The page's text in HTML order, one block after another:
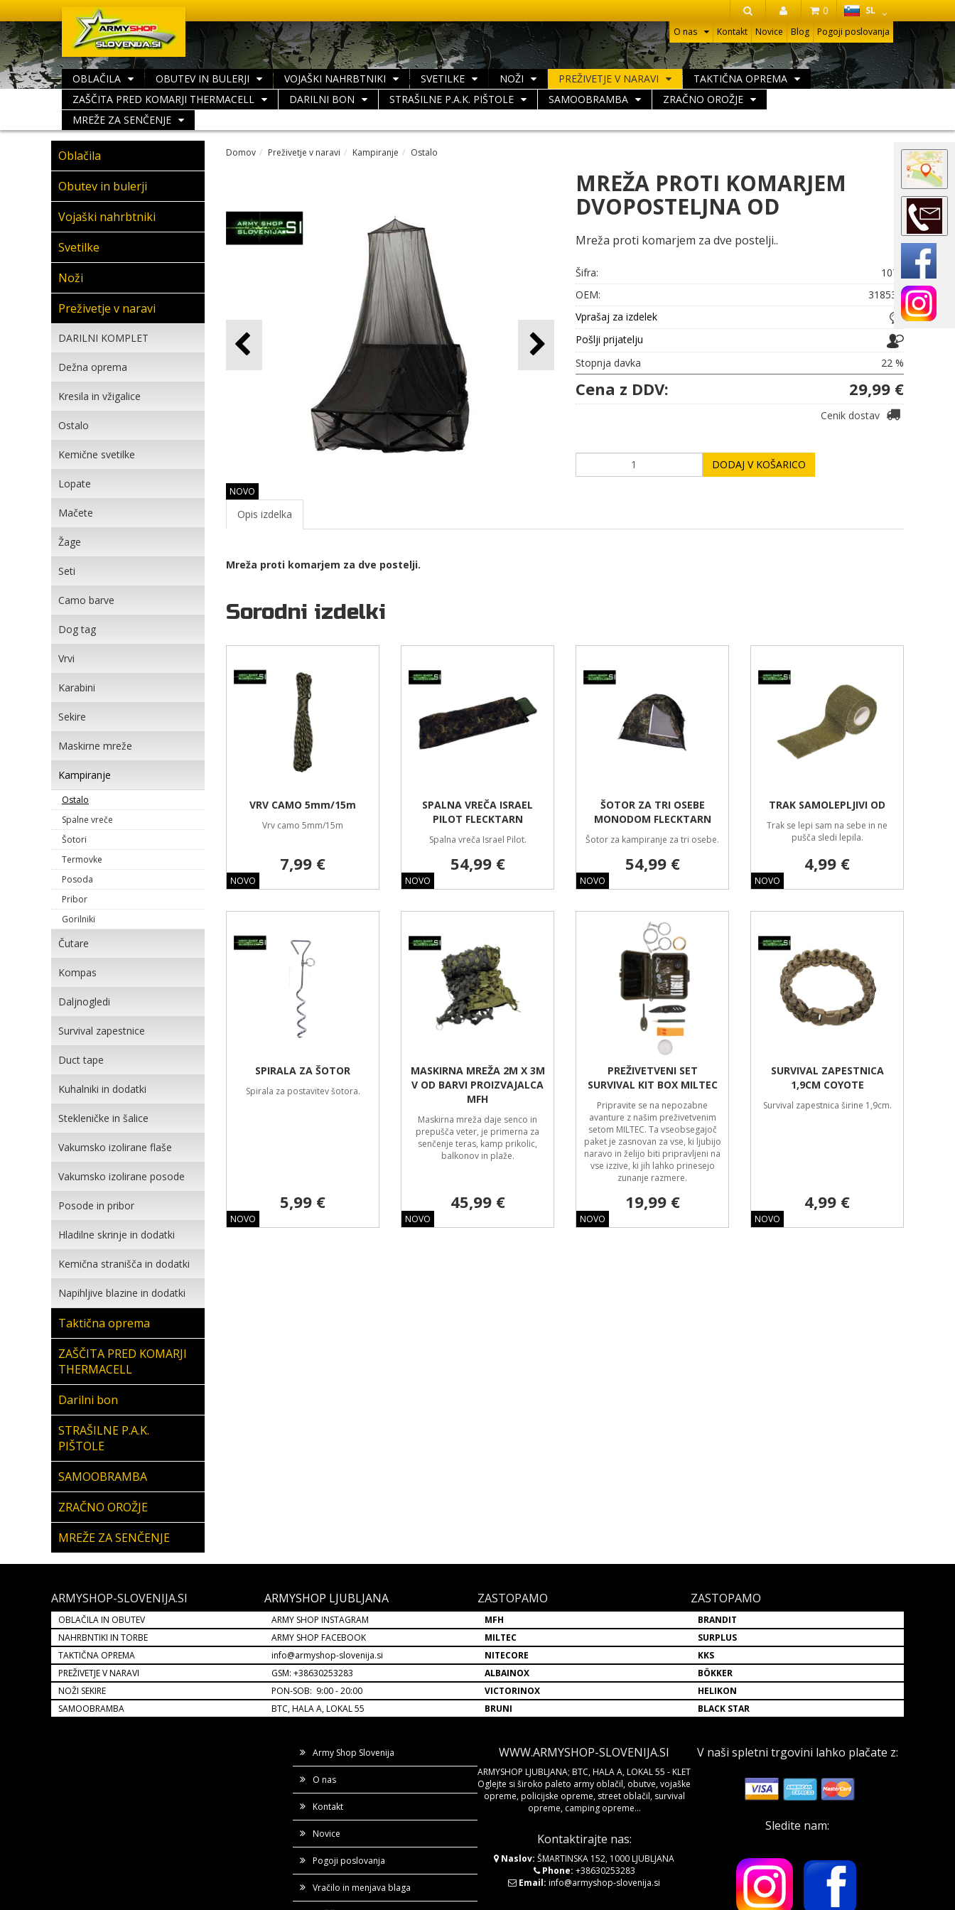
IŠČI
SL
0
O nas Kontakt Novice Blog Pogoji poslovanja
OBLAČILA OBUTEV IN BULERJI VOJAŠKI NAHRBTNIKI SVETILKE NOŽI PREŽIVETJE V NARAVI
TAKTIČNA OPREMA
ZAŠČITA PRED KOMARJI THERMACELL
DARILNI BON STRAŠILNE P.A.K. PIŠTOLE SAMOOBRAMBA
ZRAČNO OROŽJE
MREŽE ZA SENČENJE
Oblačila
Obutev in bulerji
Vojaški nahrbtniki
Svetilke
Noži
Preživetje v naravi
DARILNI KOMPLET
Dežna oprema
Kresila in vžigalice
Ostalo
Kemične svetilke
Lopate
Mačete
Žage
Seti
Camo barve
Dog tag
Vrvi
Karabini
Sekire
Maskirne mreže
Kampiranje
Ostalo
Spalne vreče
Šotori
Termovke
Posoda
Pribor
Gorilniki
Čutare
Kompas
Daljnogledi
Survival zapestnice
Duct tape
Kuhalniki in dodatki
Stekleničke in šalice
Vakumsko izolirane flaše
Vakumsko izolirane posode
Posode in pribor
Hladilne skrinje in dodatki
Kemična stranišča in dodatki
Napihljive blazine in dodatki
Taktična oprema
ZAŠČITA PRED KOMARJI
THERMACELL
Darilni bon
STRAŠILNE P.A.K.
PIŠTOLE
SAMOOBRAMBA
ZRAČNO OROŽJE
MREŽE ZA SENČENJE
Domov Preživetje v naravi Kampiranje Ostalo
NOVO
MREŽA PROTI KOMARJEM
DVOPOSTELJNA OD
Mreža proti komarjem za dve postelji..
Šifra:
1076
OEM:
31853B
Vprašaj za izdelek
Pošlji prijatelju
Stopnja davka
22 %
Cena z DDV: 29,99 €
Cenik dostav
DODAJ V KOŠARICO
Opis izdelka
Mreža proti komarjem za dve postelji.
Sorodni izdelki
NOVO
VRV CAMO 5mm/15m
Vrv camo 5mm/15m
7,99 €
NOVO
SPALNA VREČA ISRAEL
PILOT FLECKTARN
Spalna vreča Israel Pilot.
54,99 €
NOVO
ŠOTOR ZA TRI OSEBE
MONODOM FLECKTARN
Šotor za kampiranje za tri osebe.
54,99 €
NOVO
TRAK SAMOLEPLJIVI OD
Trak se lepi sam na sebe in ne
pušča sledi lepila.
4,99 €
NOVO
SPIRALA ZA ŠOTOR
Spirala za postavitev šotora.
5,99 €
NOVO
MASKIRNA MREŽA 2M X 3M
V OD BARVI PROIZVAJALCA
MFH
Maskirna mreža daje senco in
prepušča veter, je primerna za
senčenje teras, kamp prikolic,
balkonov in plaže.
45,99 €
NOVO
PREŽIVETVENI SET
SURVIVAL KIT BOX MILTEC
Pripravite se na nepozabne
avanture z našim preživetvenim
setom MILTEC. Ta vseobsegajoč
paket je zasnovan za vse, ki ljubijo
naravo in želijo biti pripravljeni na
vse izzive, ki jih lahko prinesejo
zunanje razmere.
19,99 €
NOVO
SURVIVAL ZAPESTNICA
1,9CM COYOTE
Survival zapestnica širine 1,9cm.
4,99 €
ARMYSHOP-SLOVENIJA.SI
OBLAČILA IN OBUTEV
NAHRBNTIKI IN TORBE
TAKTIČNA OPREMA
PREŽIVETJE V NARAVI
NOŽI SEKIRE
SAMOOBRAMBA
ARMYSHOP LJUBLJANA
ARMY SHOP INSTAGRAM
ARMY SHOP FACEBOOK
info@armyshop-slovenija.si
GSM: +38630253283
PON-SOB: 9:00 - 20:00
BTC, HALA A, LOKAL 55
ZASTOPAMO
MFH
MILTEC
NITECORE
ALBAINOX
VICTORINOX
BRUNI
ZASTOPAMO
BRANDIT
SURPLUS
KKS
BÖKKER
HELIKON
BLACK STAR
Army Shop Slovenija
O nas
Kontakt
Novice
Pogoji poslovanja
Vračilo in menjava blaga
WWW.ARMYSHOP-SLOVENIJA.SI
ARMYSHOP LJUBLJANA; BTC, HALA A, LOKAL 55 - KLET
Oglejte si široko paleto army oblačil, obutve, vojaške
opreme, policijske opreme, street oblačil, survival
opreme, camping opreme...
Kontaktirajte nas:
Naslov: ŠMARTINSKA 152, 1000 LJUBLJANA
Phone: +38630253283
Email: info@armyshop-slovenija.si
V naši spletni trgovini lahko plačate z:
Sledite nam: